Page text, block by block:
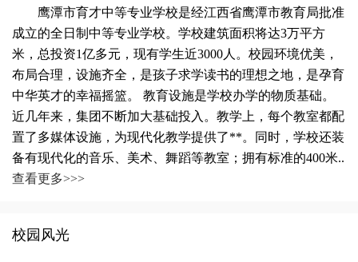
鹰潭市育才中等专业学校是经江西省鹰潭市教育局批准
成立的全日制中等专业学校。学校建筑面积将达3万平方
米，总投资1亿多元，现有学生近3000人。校园环境优美，
布局合理，设施齐全，是孩子求学读书的理想之地，是孕育
中华英才的幸福摇篮。 教育设施是学校办学的物质基础。
近几年来，集团不断加大基础投入。教学上，每个教室都配
置了多媒体设施，为现代化教学提供了**。同时，学校还装
备有现代化的音乐、美术、舞蹈等教室；拥有标准的400米..
查看更多>>>
校园风光